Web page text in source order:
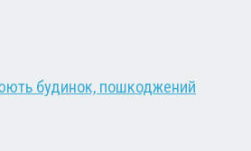
будинок, пошкоджений